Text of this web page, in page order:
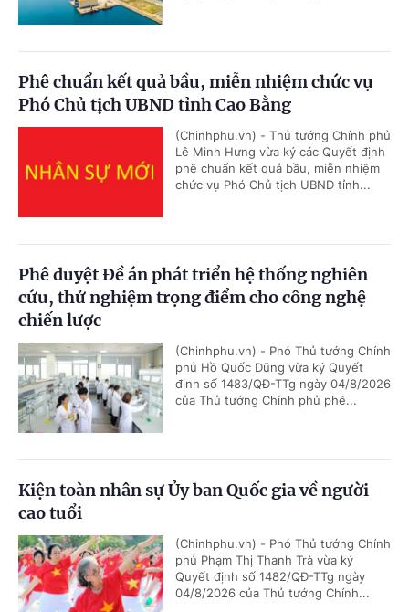
Phê chuẩn kết quả bầu, miễn nhiệm chức vụ
Phó Chủ tịch UBND tỉnh Cao Bằng
(Chinhphu.vn) - Thủ tướng Chính phủ
Lê Minh Hưng vừa ký các Quyết định
phê chuẩn kết quả bầu, miễn nhiệm
chức vụ Phó Chủ tịch UBND tỉnh...
Phê duyệt Đề án phát triển hệ thống nghiên
cứu, thử nghiệm trọng điểm cho công nghệ
chiến lược
(Chinhphu.vn) - Phó Thủ tướng Chính
phủ Hồ Quốc Dũng vừa ký Quyết
định số 1483/QĐ-TTg ngày 04/8/2026
của Thủ tướng Chính phủ phê...
Kiện toàn nhân sự Ủy ban Quốc gia về người
cao tuổi
(Chinhphu.vn) - Phó Thủ tướng Chính
phủ Phạm Thị Thanh Trà vừa ký
Quyết định số 1482/QĐ-TTg ngày
04/8/2026 của Thủ tướng Chính...